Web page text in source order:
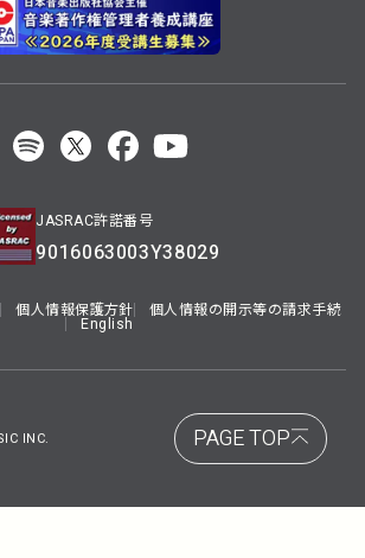
JASRAC許諾番号
9016063003Y38029
個人情報保護方針 個人情報の開示等の請求手続
English
PAGE TOP
INC.